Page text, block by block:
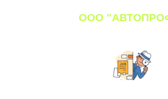
ООО